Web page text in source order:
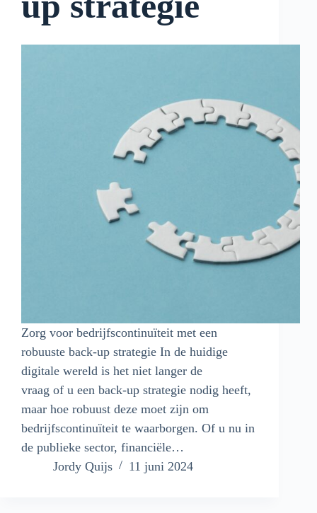
Zorg voor bedrijfscontinuïteit met een
robuuste back-up strategie In de huidige
digitale wereld is het niet langer de
vraag of u een back-up strategie nodig heeft,
maar hoe robuust deze moet zijn om
bedrijfscontinuïteit te waarborgen. Of u nu in
de publieke sector, financiële…
Jordy Quijs
11 juni 2024